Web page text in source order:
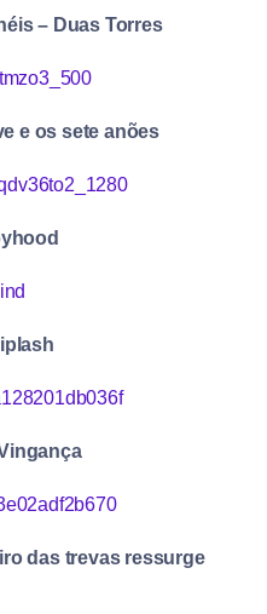
– Duas Torres
e os sete anões
das trevas ressurge